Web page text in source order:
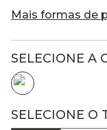
Mais formas de